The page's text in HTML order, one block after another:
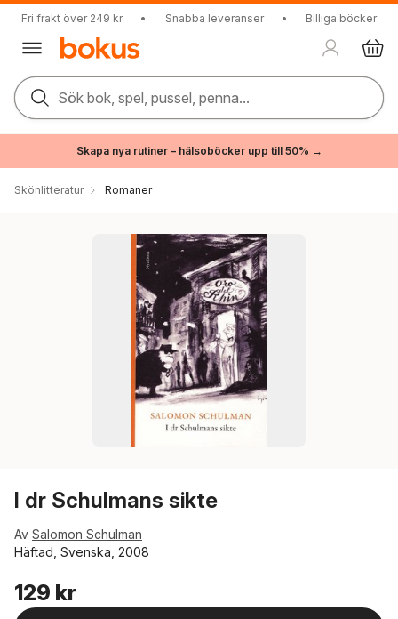
Fri frakt över 249 kr • Snabba leveranser • Billiga böcker
Sök bok, spel, pussel, penna...
Skapa nya rutiner – hälsoböcker upp till 50% →
Skönlitteratur Romaner
I dr Schulmans sikte
Av Salomon Schulman
Häftad, Svenska, 2008
129 kr